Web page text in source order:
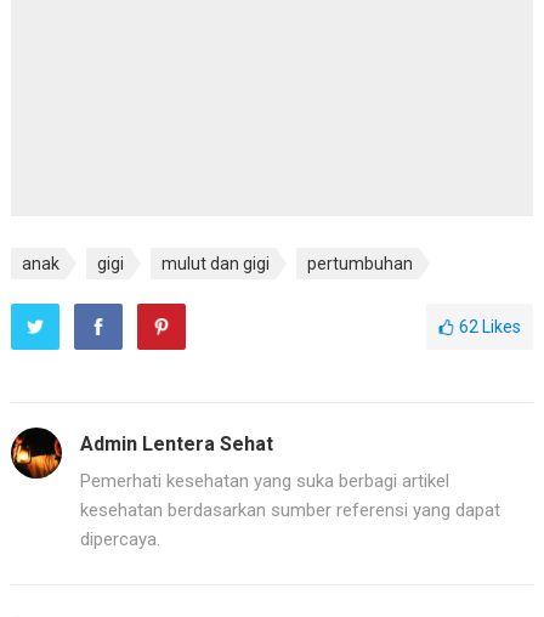
anak gigi mulut dan gigi pertumbuhan
62 Likes
Admin Lentera Sehat
Pemerhati kesehatan yang suka berbagi artikel
kesehatan berdasarkan sumber referensi yang dapat
dipercaya.